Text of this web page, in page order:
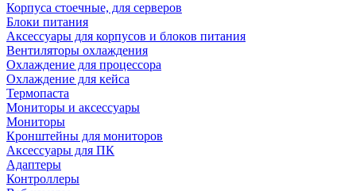
Корпуса стоечные, для серверов
Блоки питания
Аксессуары для корпусов и блоков питания
Вентиляторы охлаждения
Охлаждение для процессора
Охлаждение для кейса
Термопаста
Мониторы и аксессуары
Мониторы
Кронштейны для мониторов
Аксессуары для ПК
Адаптеры
Контроллеры